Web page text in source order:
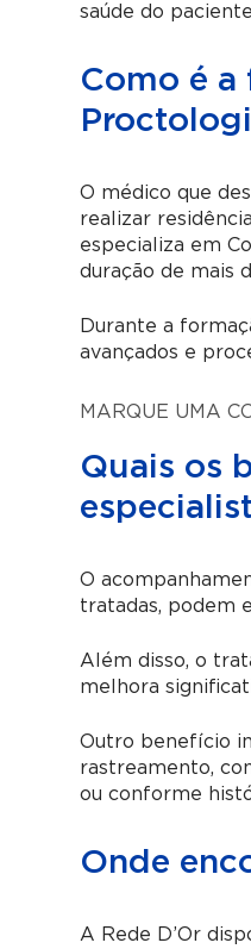
saúde do
Como é
O médico que
realizar
especializa em
duração de mais
Durante a
avançados e
MARQUE UMA
Quais os
O
tratadas, podem
Além disso, o
melhora
Outro benefício
rastreamento,
ou conforme
Onde
A Rede D’Or